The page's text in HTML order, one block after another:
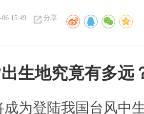
06 15:49 分享
生地究竟有多远
成为登陆我国台风中